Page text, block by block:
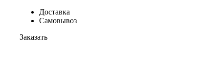
Доставка
Самовывоз
Заказать